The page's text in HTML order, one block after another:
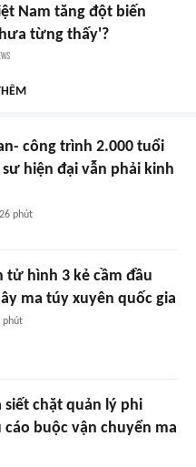
Nam tăng đột biến
từng thấy'?
công trình 2.000 tuổi
hiện đại vẫn phải kinh
26 phút
tử hình 3 kẻ cầm đầu
ma túy xuyên quốc gia
phút
siết chặt quản lý phi
cáo buộc vận chuyển ma